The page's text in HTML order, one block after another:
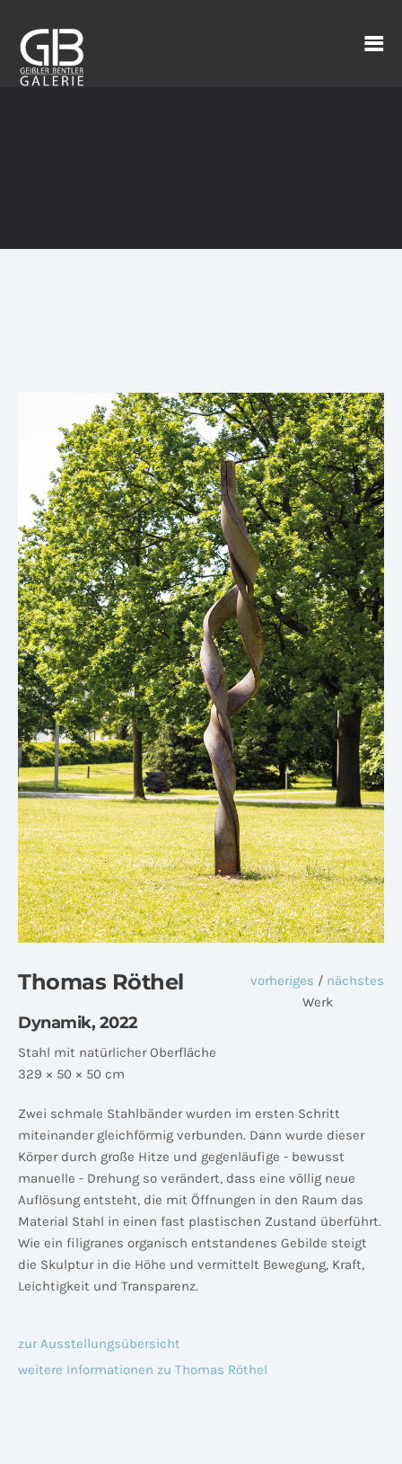
Thomas Röthel vorheriges / nächstes
Werk
Dynamik, 2022
Stahl mit natürlicher Oberfläche
329 × 50 × 50 cm
Zwei schmale Stahlbänder wurden im ersten Schritt
miteinander gleichförmig verbunden. Dann wurde dieser
Körper durch große Hitze und gegenläufige - bewusst
manuelle - Drehung so verändert, dass eine völlig neue
Auflösung entsteht, die mit Öffnungen in den Raum das
Material Stahl in einen fast plastischen Zustand überführt.
Wie ein filigranes organisch entstandenes Gebilde steigt
die Skulptur in die Höhe und vermittelt Bewegung, Kraft,
Leichtigkeit und Transparenz.
zur Ausstellungsübersicht
weitere Informationen zu Thomas Röthel